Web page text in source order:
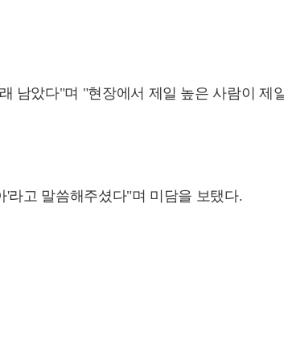
남았다"며 "현장에서 제일 높은 사람이 제
라고 말씀해주셨다"며 미담을 보탰다.